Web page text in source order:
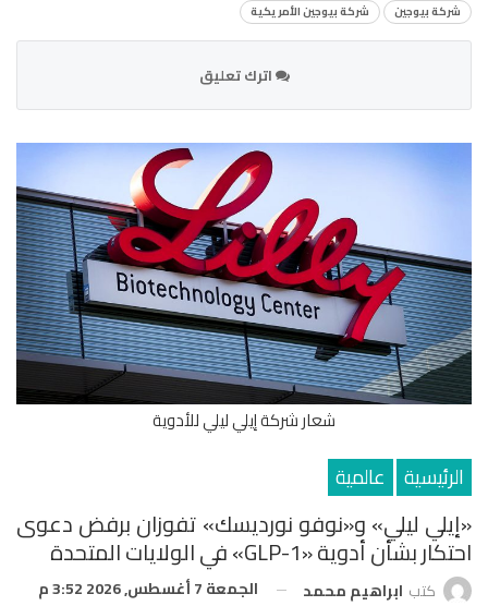
شركة بيوجين
شركة بيوجين الأمريكية
اترك تعليق
شعار شركة إيلي ليلي للأدوية
الرئيسية عالمية
«إيلي ليلي» و«نوفو نورديسك» تفوزان برفض دعوى
احتكار بشأن أدوية «GLP-1» في الولايات المتحدة
كتب ابراهيم محمد الجمعة 7 أغسطس, 2026 3:52 م